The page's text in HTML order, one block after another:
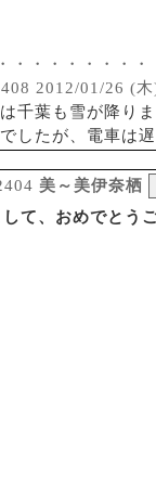
・・・・・・・
2012/01/26 (
千葉も雪が降り
したが、電車は
美～美伊奈栖
して、おめでとう